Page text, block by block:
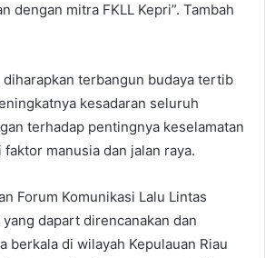
dengan mitra FKLL Kepri”. Tambah
terbangun budaya tertib
kesadaran seluruh
terhadap pentingnya keselamatan
manusia dan jalan raya.
Forum Komunikasi Lalu Lintas
dapart direncanakan dan
berkala di wilayah Kepulauan Riau